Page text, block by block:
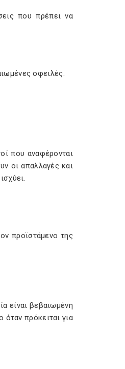
που πρέπει να
οφειλές.
που αναφέρονται
οι απαλλαγές και
προϊστάμενο της
είναι βεβαιωμένη
πρόκειται για